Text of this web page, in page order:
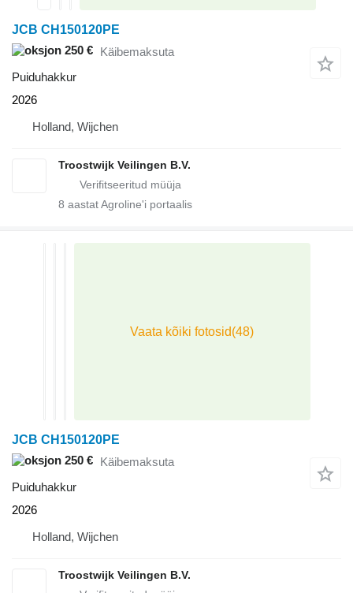
JCB CH150120PE
250 € Käibemaksuta
Puiduhakkur
2026
Holland, Wijchen
Troostwijk Veilingen B.V.
8 aastat Agroline'i portaalis
JCB CH150120PE
250 € Käibemaksuta
Puiduhakkur
2026
Holland, Wijchen
Troostwijk Veilingen B.V.